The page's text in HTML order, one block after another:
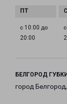
с 10:00 до
20:00
БЕЛГОРОД
город